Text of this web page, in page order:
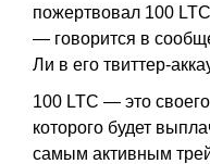
пожертвовал 100
— говорится в
Ли в его твиттер-
100 LTC — это
которого будет
самым активным